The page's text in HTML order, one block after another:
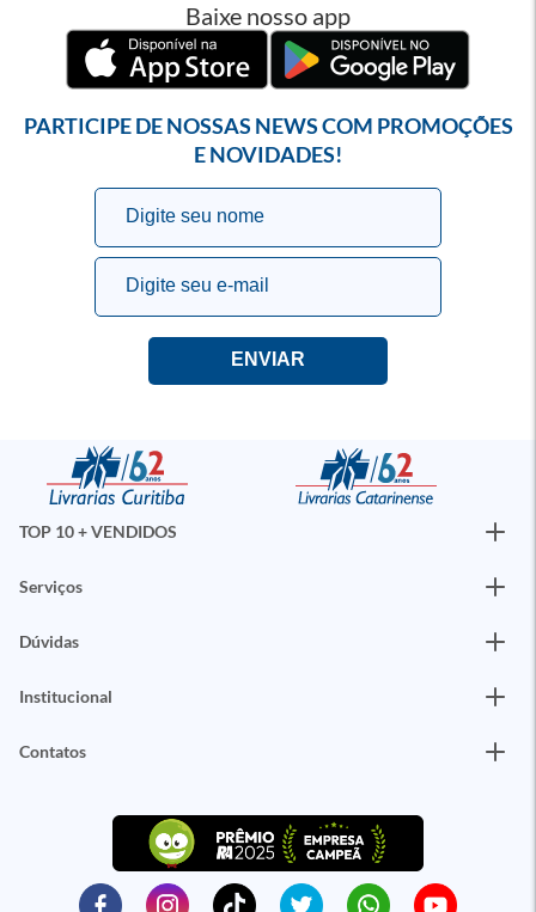
Baixe nosso app
PARTICIPE DE NOSSAS NEWS COM PROMOÇÕES
E NOVIDADES!
TOP 10 + VENDIDOS
Serviços
Dúvidas
Institucional
Contatos